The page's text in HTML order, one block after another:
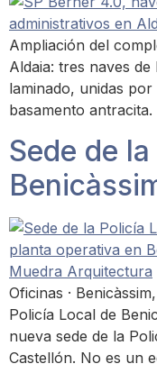
Ampliación del
Aldaia: tres naves
laminado, unidas
basamento antracita.
Sede de
Oficinas ·
Policía Local de
nueva sede de la
Castellón. No es un